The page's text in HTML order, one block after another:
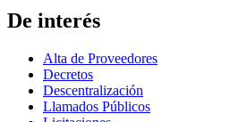
De interés
Alta de Proveedores
Decretos
Descentralización
Llamados Públicos